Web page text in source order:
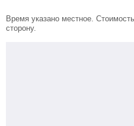
Время указано местное.
сторону.